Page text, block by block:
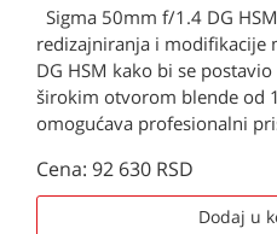
Sigma 50mm f/1.4 DG
redizajniranja i modifikacije
DG HSM kako bi se
širokim otvorom blende od
omogućava profesionalni
Cena: 92 630 RSD
Dodaj u